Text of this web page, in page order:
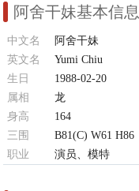
阿舍干妹基本信息
中文名 阿舍干妹
英文名
Yumi Chiu
生日
1988-02-20
属相
龙
身高
164
三围
B81(C) W61 H86
职业
演员、模特